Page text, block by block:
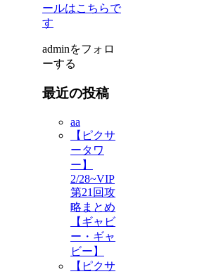
ールはこちらで
す
adminをフォロ
ーする
最近の投稿
aa
【ピクサ
ータワ
ー】
2/28~VIP
第21回攻
略まとめ
【ギャビ
ー・ギャ
ビー】
【ピクサ